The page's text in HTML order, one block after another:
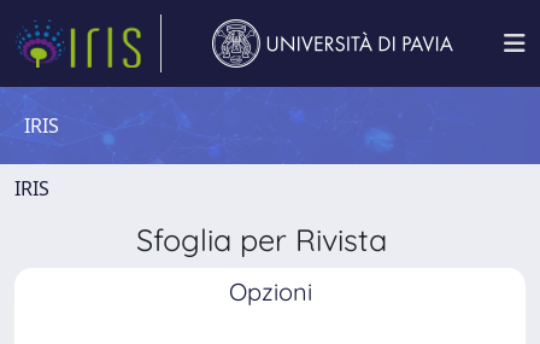
IRIS
IRIS
Sfoglia per Rivista
Opzioni